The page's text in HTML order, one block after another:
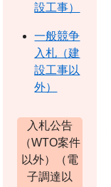
設工事）
一般競争
入札（建
設工事以
外）
入札公告
（WTO案件
以外）（電
子調達以